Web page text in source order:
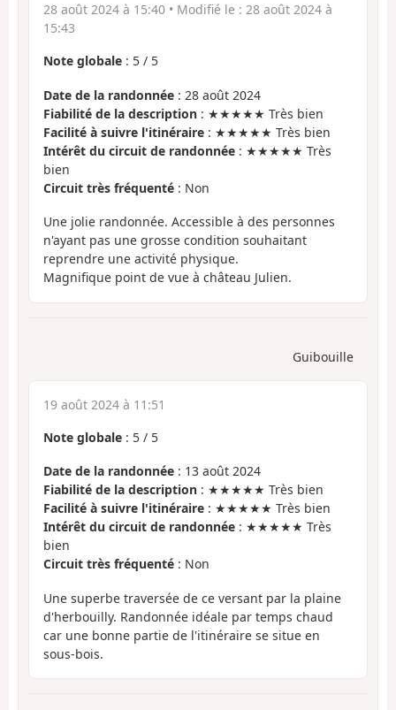
28 août 2024 à 15:40 • Modifié le : 28 août 2024 à
15:43
Note globale : 5 / 5
Date de la randonnée : 28 août 2024
Fiabilité de la description : ★★★★★ Très bien
Facilité à suivre l'itinéraire : ★★★★★ Très bien
Intérêt du circuit de randonnée : ★★★★★ Très
bien
Circuit très fréquenté : Non
Une jolie randonnée. Accessible à des personnes
n'ayant pas une grosse condition souhaitant
reprendre une activité physique.
Magnifique point de vue à château Julien.
Guibouille
19 août 2024 à 11:51
Note globale : 5 / 5
Date de la randonnée : 13 août 2024
Fiabilité de la description : ★★★★★ Très bien
Facilité à suivre l'itinéraire : ★★★★★ Très bien
Intérêt du circuit de randonnée : ★★★★★ Très
bien
Circuit très fréquenté : Non
Une superbe traversée de ce versant par la plaine
d'herbouilly. Randonnée idéale par temps chaud
car une bonne partie de l'itinéraire se situe en
sous-bois.